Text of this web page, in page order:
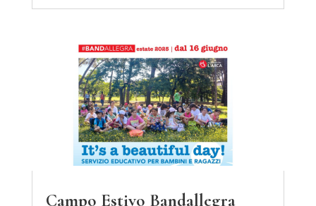
Campo Estivo Bandallegra